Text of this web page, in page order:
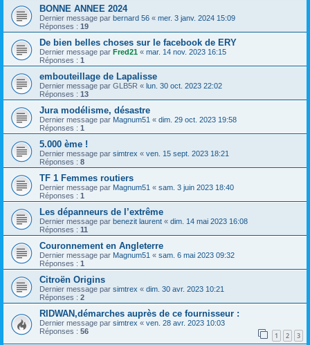
BONNE ANNEE 2024
Dernier message par bernard 56 « mer. 3 janv. 2024 15:09
Réponses : 19
De bien belles choses sur le facebook de ERY
Dernier message par Fred21 « mar. 14 nov. 2023 16:15
Réponses : 1
embouteillage de Lapalisse
Dernier message par GLB5R « lun. 30 oct. 2023 22:02
Réponses : 13
Jura modélisme, désastre
Dernier message par Magnum51 « dim. 29 oct. 2023 19:58
Réponses : 1
5.000 ème !
Dernier message par simtrex « ven. 15 sept. 2023 18:21
Réponses : 8
TF 1 Femmes routiers
Dernier message par Magnum51 « sam. 3 juin 2023 18:40
Réponses : 1
Les dépanneurs de l’extrême
Dernier message par benezit laurent « dim. 14 mai 2023 16:08
Réponses : 11
Couronnement en Angleterre
Dernier message par Magnum51 « sam. 6 mai 2023 09:32
Réponses : 1
Citroën Origins
Dernier message par simtrex « dim. 30 avr. 2023 10:21
Réponses : 2
RIDWAN,démarches auprès de ce fournisseur :
Dernier message par simtrex « ven. 28 avr. 2023 10:03
Réponses : 56 1 2 3